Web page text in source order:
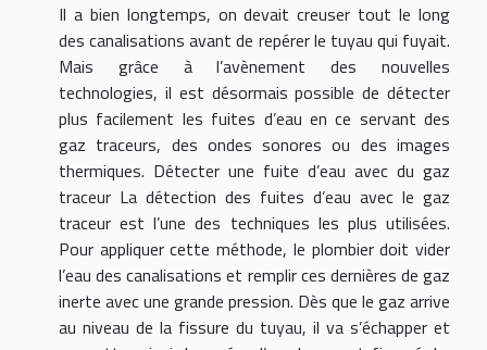
Il a bien longtemps, on devait creuser tout le long
des canalisations avant de repérer le tuyau qui fuyait.
Mais grâce à l’avènement des nouvelles
technologies, il est désormais possible de détecter
plus facilement les fuites d’eau en ce servant des
gaz traceurs, des ondes sonores ou des images
thermiques. Détecter une fuite d’eau avec du gaz
traceur La détection des fuites d’eau avec le gaz
traceur est l’une des techniques les plus utilisées.
Pour appliquer cette méthode, le plombier doit vider
l’eau des canalisations et remplir ces dernières de gaz
inerte avec une grande pression. Dès que le gaz arrive
au niveau de la fissure du tuyau, il va s’échapper et